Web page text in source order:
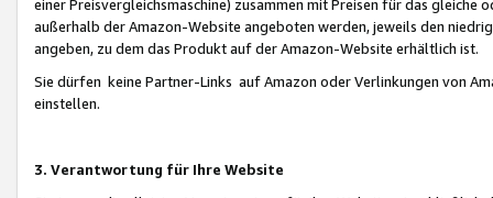
einer Preisvergleichsmaschine) zusammen mit Preisen für das
außerhalb der Amazon-Website angeboten werden, jeweils den
angeben, zu dem das Produkt auf der Amazon-Website erhältlich ist.
Sie dürfen keine Partner-Links auf Amazon oder Verlinkungen von
einstellen.
3. Verantwortung für Ihre Website